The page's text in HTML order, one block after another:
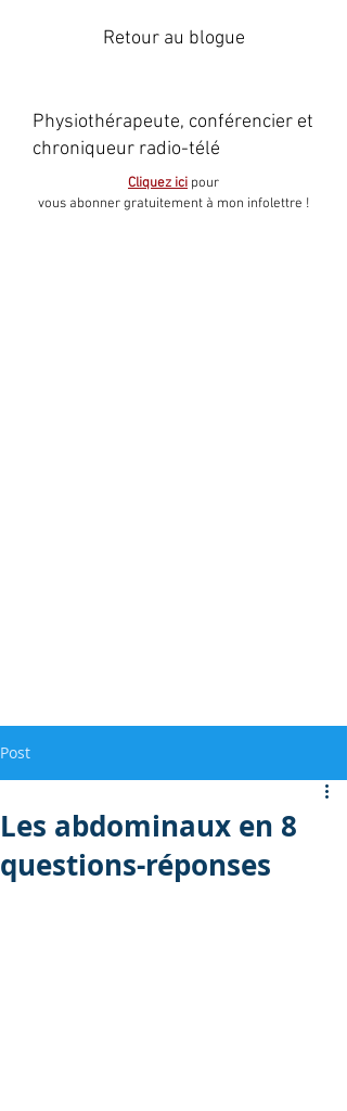
Retour au blogue
Physiothérapeute, conférencier et
chroniqueur radio-télé
Cliquez ici pour
vous abonner gratuitement à mon infolettre !
Post
Les abdominaux en 8
questions-réponses